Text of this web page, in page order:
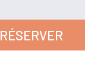
RÉSERVER